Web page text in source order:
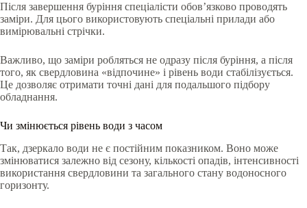
Після завершення буріння спеціалісти обов’язково проводять
заміри. Для цього використовують спеціальні прилади або
вимірювальні стрічки.
Важливо, що заміри робляться не одразу після буріння, а після
того, як свердловина «відпочине» і рівень води стабілізується.
Це дозволяє отримати точні дані для подальшого підбору
обладнання.
Чи змінюється рівень води з часом
Так, дзеркало води не є постійним показником. Воно може
змінюватися залежно від сезону, кількості опадів, інтенсивності
використання свердловини та загального стану водоносного
горизонту.